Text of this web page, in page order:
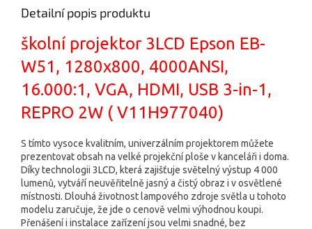
Detailní popis produktu
školní projektor 3LCD Epson EB-
W51, 1280x800, 4000ANSI,
16.000:1, VGA, HDMI, USB 3-in-1,
REPRO 2W ( V11H977040)
S tímto vysoce kvalitním, univerzálním projektorem můžete
prezentovat obsah na velké projekční ploše v kanceláři i doma.
Díky technologii 3LCD, která zajišťuje světelný výstup 4 000
lumenů, vytváří neuvěřitelně jasný a čistý obraz i v osvětlené
místnosti. Dlouhá životnost lampového zdroje světla u tohoto
modelu zaručuje, že jde o cenově velmi výhodnou koupi.
Přenášení i instalace zařízení jsou velmi snadné, bez